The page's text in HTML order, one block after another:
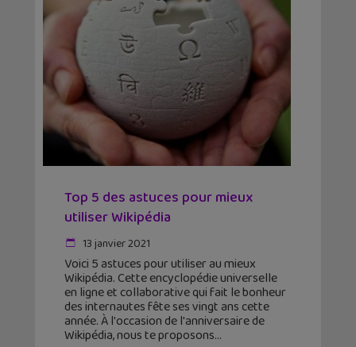
Top 5 des astuces pour mieux
utiliser Wikipédia
13 janvier 2021
Voici 5 astuces pour utiliser au mieux
Wikipédia. Cette encyclopédie universelle
en ligne et collaborative qui fait le bonheur
des internautes fête ses vingt ans cette
année. À l'occasion de l'anniversaire de
Wikipédia, nous te proposons